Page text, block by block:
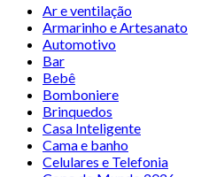
Ar e ventilação
Armarinho e Artesanato
Automotivo
Bar
Bebê
Bomboniere
Brinquedos
Casa Inteligente
Cama e banho
Celulares e Telefonia